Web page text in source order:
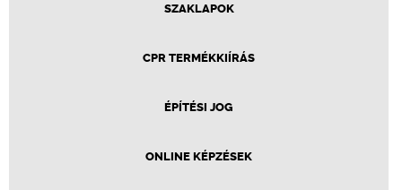
SZAKLAPOK
CPR TERMÉKKIÍRÁS
ÉPÍTÉSI JOG
ONLINE KÉPZÉSEK